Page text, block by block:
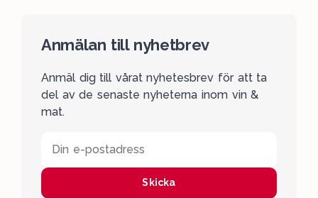
Anmälan till nyhetbrev
Anmäl dig till vårat nyhetesbrev för att ta
del av de senaste nyheterna inom vin &
mat.
Din e-postadress
Skicka